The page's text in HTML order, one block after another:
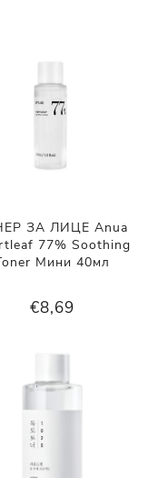
ЗА ЛИЦЕ Anua
77% Soothing
Мини 40мл
€8,69